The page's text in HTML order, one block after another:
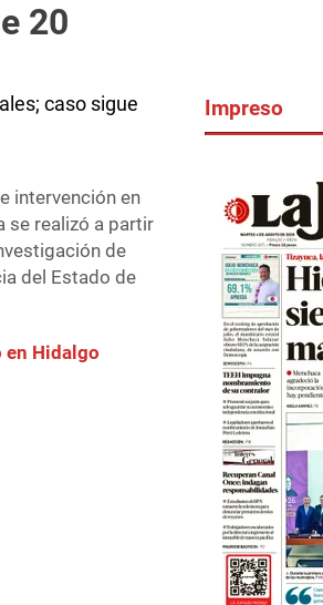
20
caso sigue
intervención en
se realizó a partir
de
del Estado de
en Hidalgo
Impreso